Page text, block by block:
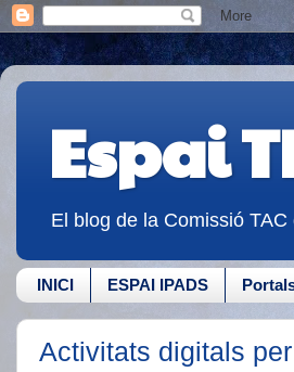
Espai
El blog de la Comissió
INICI ESPAI IPADS
Activitats digitals